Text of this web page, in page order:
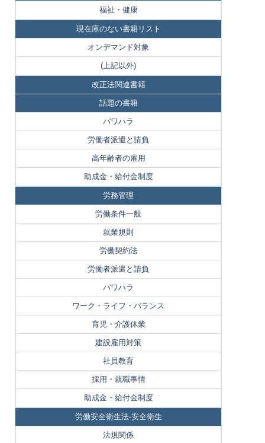
福祉・健康
現在庫のない書籍リスト
オンデマンド対象
(上記以外)
改正法関連書籍
話題の書籍
パワハラ
労働者派遣と請負
高年齢者の雇用
助成金・給付金制度
労務管理
労働条件一般
就業規則
労働契約法
労働者派遣と請負
パワハラ
ワーク・ライフ・バランス
育児・介護休業
建設雇用対策
社員教育
採用・就職事情
助成金・給付金制度
労働安全衛生法-安全衛生
法規関係